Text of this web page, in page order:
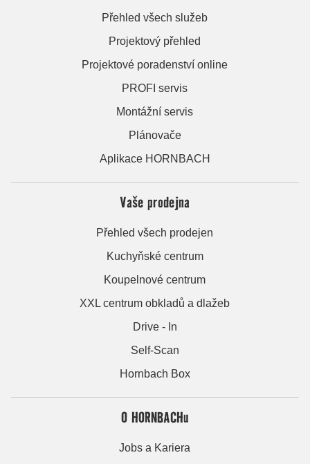
Přehled všech služeb
Projektový přehled
Projektové poradenství online
PROFI servis
Montážní servis
Plánovače
Aplikace HORNBACH
Vaše prodejna
Přehled všech prodejen
Kuchyňské centrum
Koupelnové centrum
XXL centrum obkladů a dlažeb
Drive - In
Self-Scan
Hornbach Box
O HORNBACHu
Jobs a Kariera